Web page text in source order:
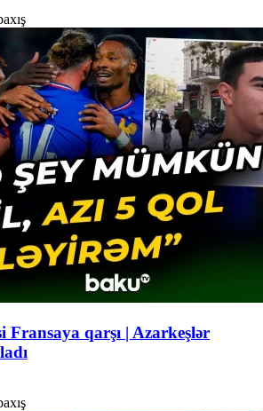
Fransaya qarşı | Azarkeşlər